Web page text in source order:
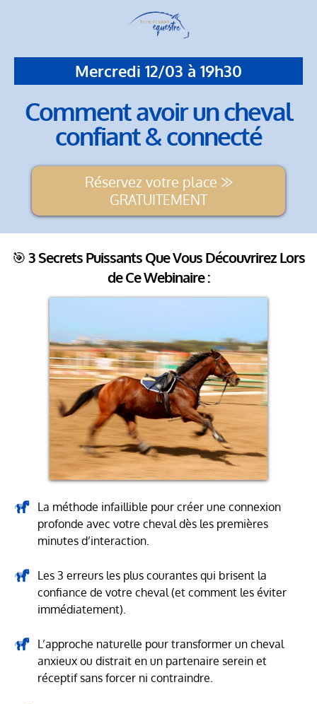
Mercredi 12/03 à 19h30
Comment avoir un cheval
confiant & connecté
Réservez votre place ⨠
GRATUITEMENT
🎯3 Secrets Puissants Que Vous Découvrirez Lors
de Ce Webinaire :
La méthode infaillible pour créer une connexion
profonde avec votre cheval dès les premières
minutes d’interaction.
Les 3 erreurs les plus courantes qui brisent la
confiance de votre cheval (et comment les éviter
immédiatement).
L’approche naturelle pour transformer un cheval
anxieux ou distrait en un partenaire serein et
réceptif sans forcer ni contraindre.